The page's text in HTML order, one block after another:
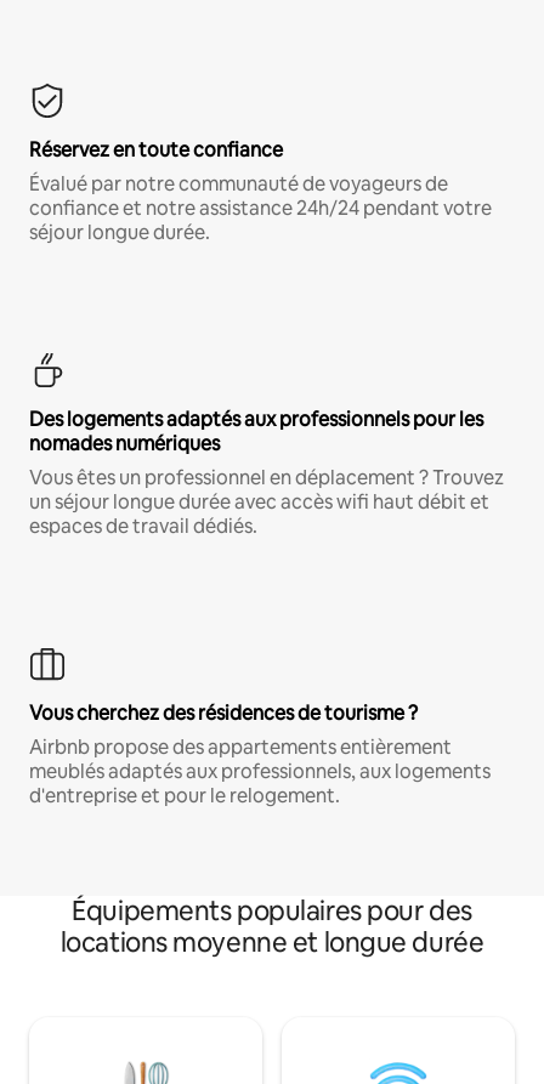
Réservez en toute confiance
Évalué par notre communauté de voyageurs de
confiance et notre assistance 24h/24 pendant votre
séjour longue durée.
Des logements adaptés aux professionnels pour les
nomades numériques
Vous êtes un professionnel en déplacement ? Trouvez
un séjour longue durée avec accès wifi haut débit et
espaces de travail dédiés.
Vous cherchez des résidences de tourisme ?
Airbnb propose des appartements entièrement
meublés adaptés aux professionnels, aux logements
d'entreprise et pour le relogement.
Équipements populaires pour des
locations moyenne et longue durée